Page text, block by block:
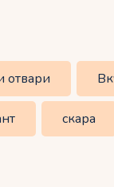
отвари
скара